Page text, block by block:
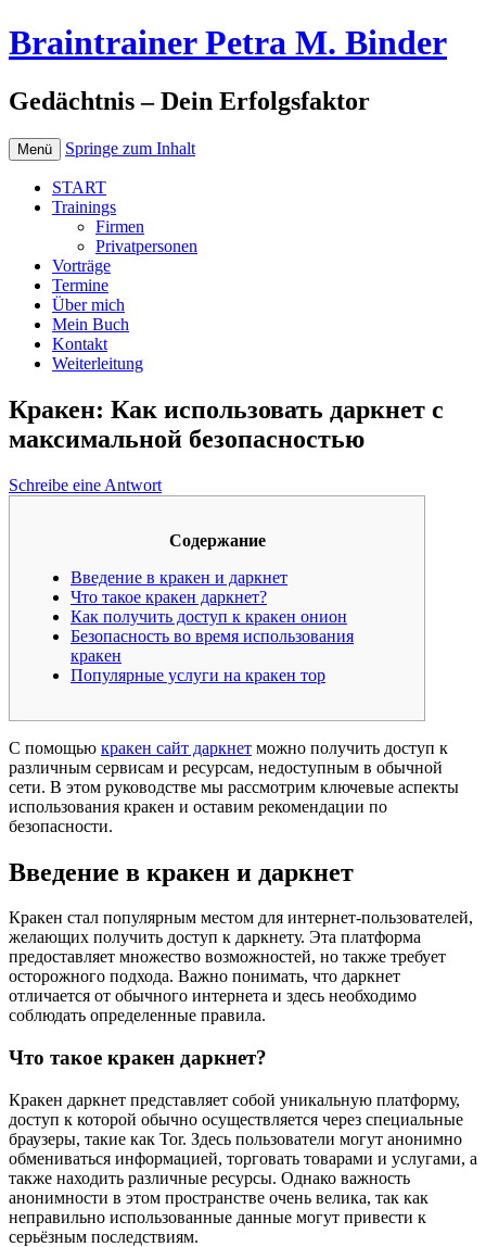
Braintrainer Petra M. Binder
Gedächtnis – Dein Erfolgsfaktor
Menü Springe zum Inhalt
START
Trainings
Firmen
Privatpersonen
Vorträge
Termine
Über mich
Mein Buch
Kontakt
Weiterleitung
Кракен: Как использовать даркнет с
максимальной безопасностью
Schreibe eine Antwort
Содержание
Введение в кракен и даркнет
Что такое кракен даркнет?
Как получить доступ к кракен онион
Безопасность во время использования
кракен
Популярные услуги на кракен тор
C помощью кракен сайт даркнет можно получить доступ к
различным сервисам и ресурсам, недоступным в обычной
сети. В этом руководстве мы рассмотрим ключевые аспекты
использования кракен и оставим рекомендации по
безопасности.
Введение в кракен и даркнет
Кракен стал популярным местом для интернет-пользователей,
желающих получить доступ к даркнету. Эта платформа
предоставляет множество возможностей, но также требует
осторожного подхода. Важно понимать, что даркнет
отличается от обычного интернета и здесь необходимо
соблюдать определенные правила.
Что такое кракен даркнет?
Кракен даркнет представляет собой уникальную платформу,
доступ к которой обычно осуществляется через специальные
браузеры, такие как Tor. Здесь пользователи могут анонимно
обмениваться информацией, торговать товарами и услугами, а
также находить различные ресурсы. Однако важность
анонимности в этом пространстве очень велика, так как
неправильно использованные данные могут привести к
серьёзным последствиям.